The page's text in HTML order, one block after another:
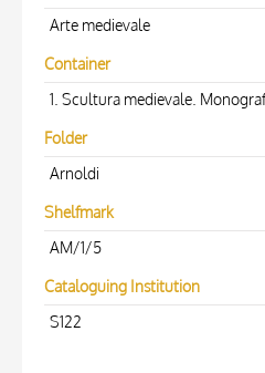
Arte medievale
Container
1. Scultura medievale.
Folder
Arnoldi
Shelfmark
AM/1/5
Cataloguing Institution
S122